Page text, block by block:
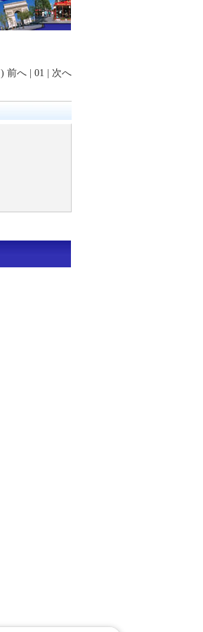
前へ | 01 | 次へ